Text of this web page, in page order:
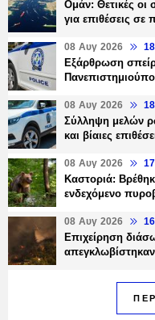
Ομάν: Θετικές οι
για επιθέσεις σε
08 Αυγ 2026
Εξάρθρωση
08 Αυγ 2026
Σύλληψη μελών
και βίαιες
08 Αυγ 2026
Καστοριά:
ενδεχόμενο
08 Αυγ 2026
Επιχείρηση